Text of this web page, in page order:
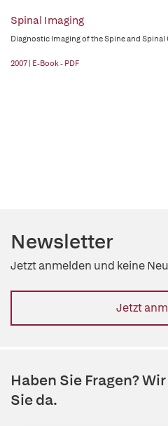
Spinal Imaging
Diagnostic Imaging of the Spine and Spinal
2007 | E-Book - PDF
Newsletter
Jetzt anmelden und keine
Jetzt
Haben Sie Fragen?
Sie da.